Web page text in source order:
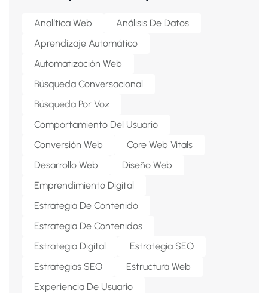
Analítica Web
Análisis De Datos
Aprendizaje Automático
Automatización Web
Búsqueda Conversacional
Búsqueda Por Voz
Comportamiento Del Usuario
Conversión Web
Core Web Vitals
Desarrollo Web
Diseño Web
Emprendimiento Digital
Estrategia De Contenido
Estrategia De Contenidos
Estrategia Digital
Estrategia SEO
Estrategias SEO
Estructura Web
Experiencia De Usuario